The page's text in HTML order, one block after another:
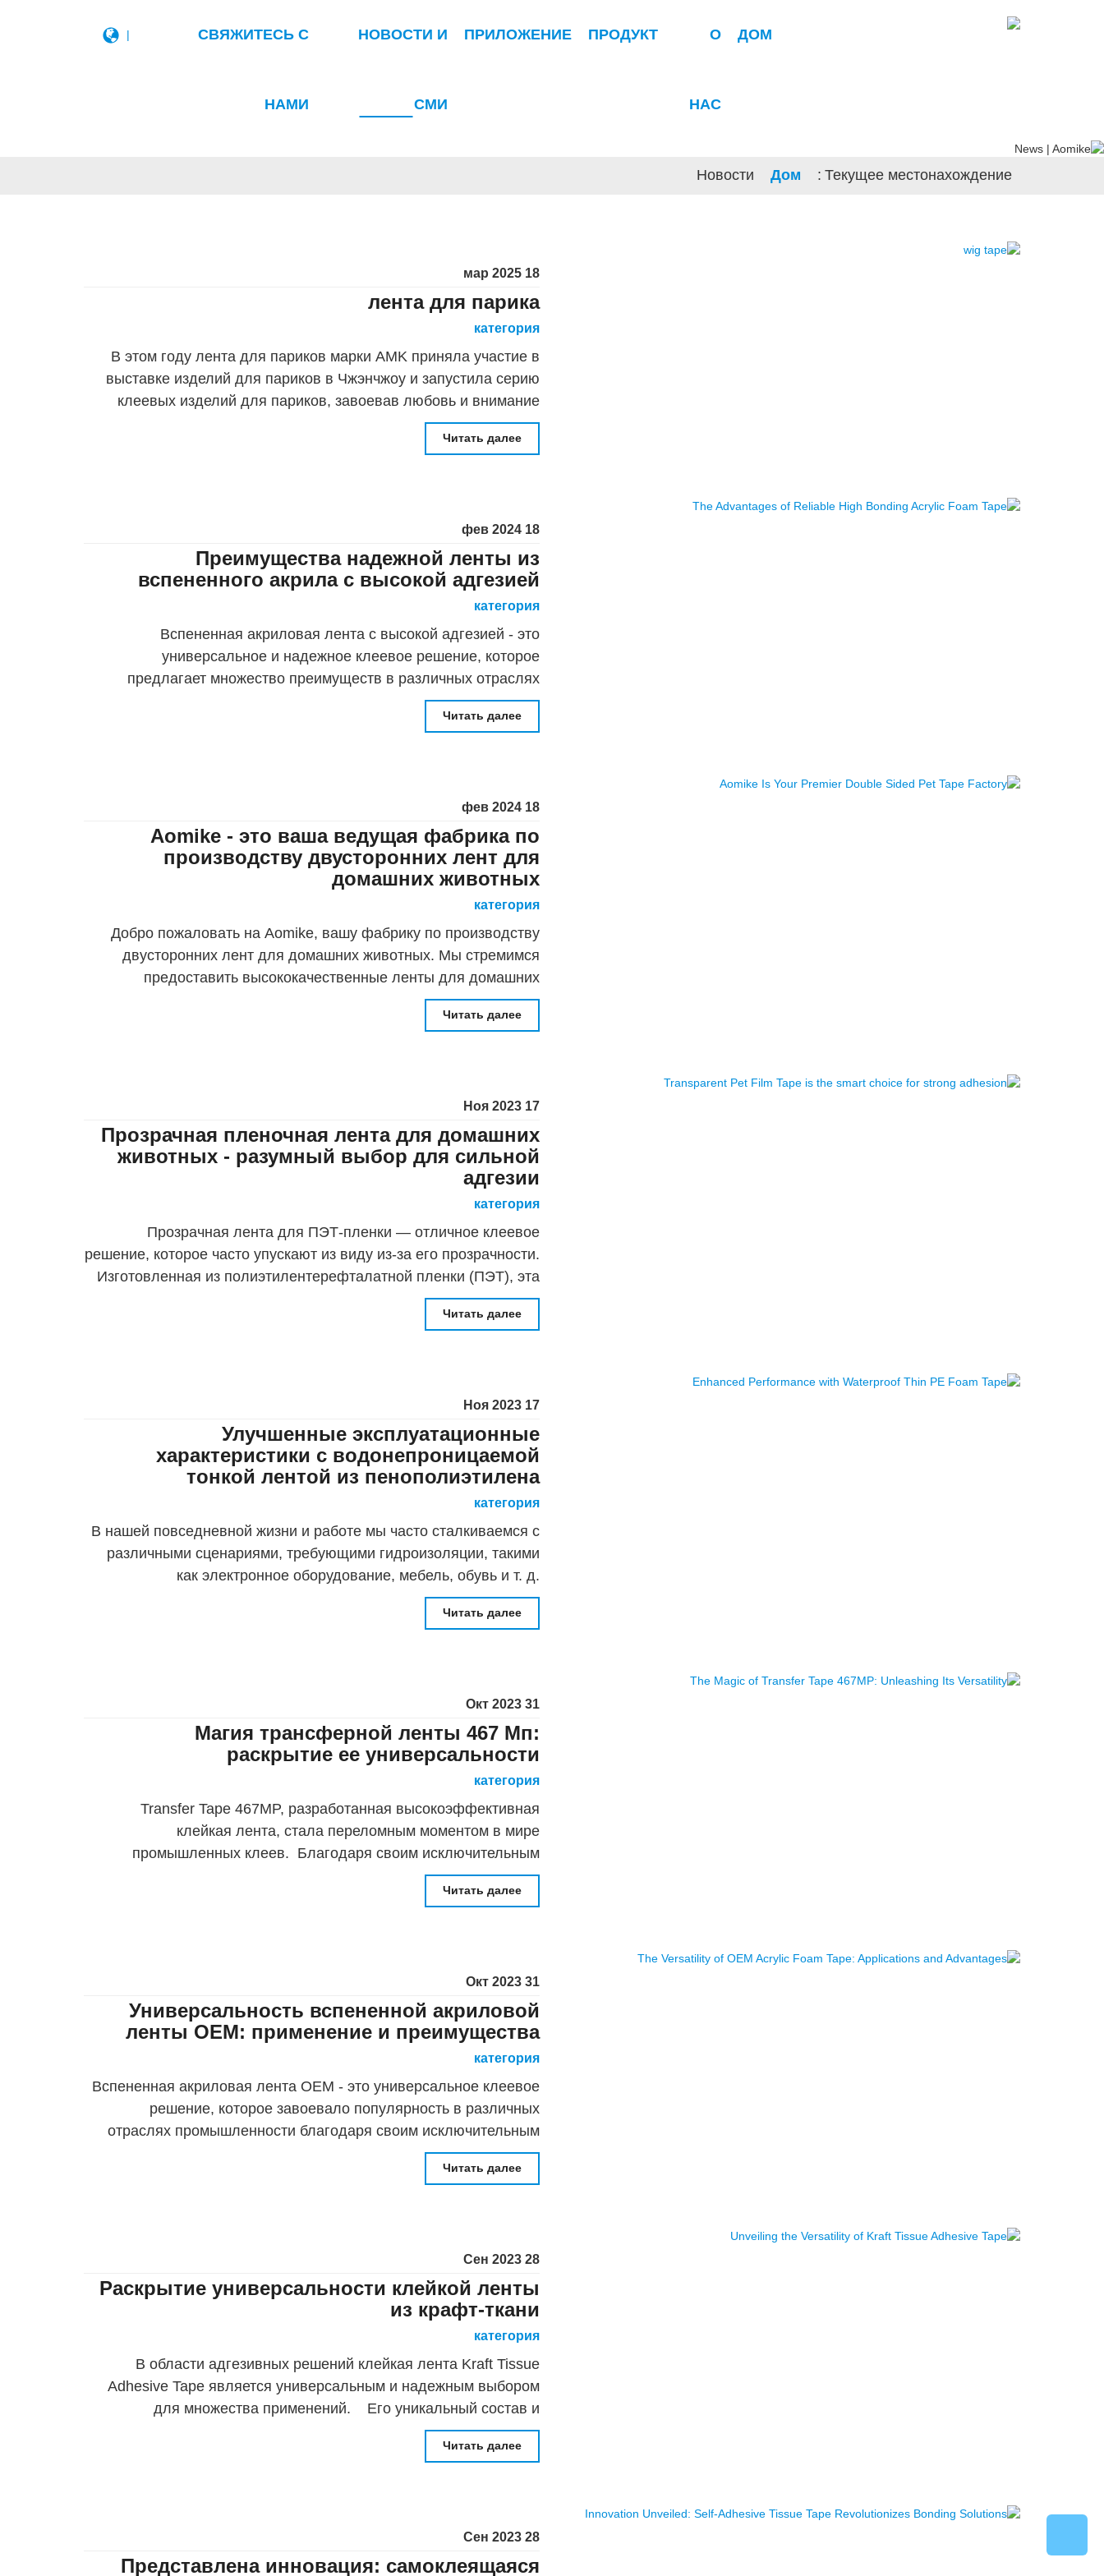
ДОМ
О
НАС
ПРОДУКТ
ПРИЛОЖЕНИЕ
НОВОСТИ И
СМИ
СВЯЖИТЕСЬ С
НАМИ
|
Текущее местонахождение:
Дом
Новости
18 мар 2025
лента для парика
категория
В этом году лента для париков марки AMK приняла участие в
выставке изделий для париков в Чжэнчжоу и запустила серию
клеевых изделий для париков, завоевав любовь и внимание
клиентов. Бренд АМК уже давно ориентирован на
Читать далее
18 фев 2024
Преимущества надежной ленты из
вспененного акрила с высокой адгезией
категория
Вспененная акриловая лента с высокой адгезией - это
универсальное и надежное клеевое решение, которое
предлагает множество преимуществ в различных отраслях
промышленности. Сильная адгезия: одно из основных
преимуществ акрила с высокой адгезией
Читать далее
18 фев 2024
Aomike - это ваша ведущая фабрика по
производству двусторонних лент для
домашних животных
категория
Добро пожаловать на Aomike, вашу фабрику по производству
двусторонних лент для домашних животных. Мы стремимся
предоставить высококачественные ленты для домашних
животных, которые удовлетворят все ваши потребности в
склеивании. Благодаря нашим передовым технологиям и
Читать далее
17 Ноя 2023
Прозрачная пленочная лента для домашних
животных - разумный выбор для сильной
адгезии
категория
Прозрачная лента для ПЭТ-пленки — отличное клеевое
решение, которое часто упускают из виду из-за его прозрачности.
Изготовленная из полиэтилентерефталатной пленки (ПЭТ), эта
универсальная лента обладает отличными адгезионными
свойствами, благодаря чему
Читать далее
17 Ноя 2023
Улучшенные эксплуатационные
характеристики с водонепроницаемой
тонкой лентой из пенополиэтилена
категория
В нашей повседневной жизни и работе мы часто сталкиваемся с
различными сценариями, требующими гидроизоляции, такими
как электронное оборудование, мебель, обувь и т. д.
Водонепроницаемая лента из тонкого пенополиуретана широко
популярна благодаря своим отличным свойствам
Читать далее
31 Окт 2023
Магия трансферной ленты 467 Мп:
раскрытие ее универсальности
категория
Transfer Tape 467MP, разработанная высокоэффективная
клейкая лента, стала переломным моментом в мире
промышленных клеев. Благодаря своим исключительным
качествам и универсальности, Transfer Tape 467MP является
лучшим выбором
Читать далее
31 Окт 2023
Универсальность вспененной акриловой
ленты OEM: применение и преимущества
категория
Вспененная акриловая лента OEM - это универсальное клеевое
решение, которое завоевало популярность в различных
отраслях промышленности благодаря своим исключительным
связующим свойствам. В этой статье мы исследуем мир OEM
Acrylic Foa
Читать далее
28 Сен 2023
Раскрытие универсальности клейкой ленты
из крафт-ткани
категория
В области адгезивных решений клейкая лента Kraft Tissue
Adhesive Tape является универсальным и надежным выбором
для множества применений. Его уникальный состав и
адгезионные свойства делают его бесценным
Читать далее
28 Сен 2023
Представлена инновация: самоклеящаяся